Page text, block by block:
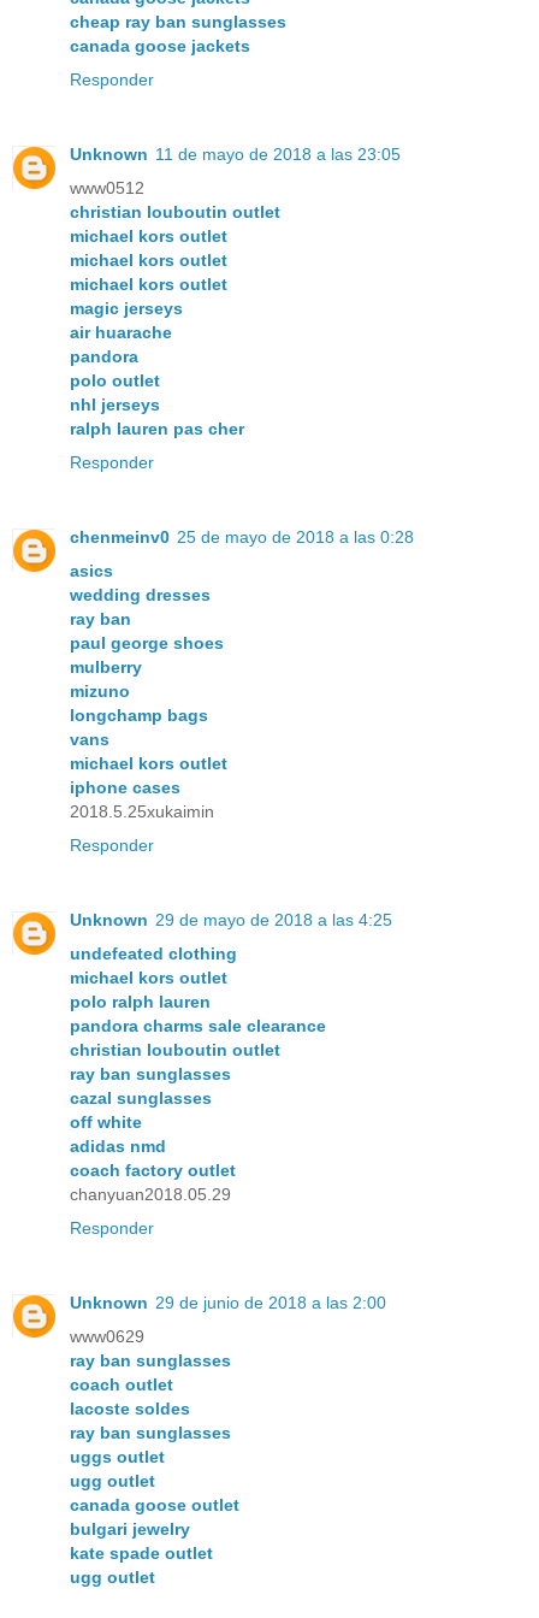
cheap ray ban sunglasses
canada goose jackets
Responder
Unknown 11 de mayo de 2018 a las 23:05
www0512
christian louboutin outlet
michael kors outlet
michael kors outlet
michael kors outlet
magic jerseys
air huarache
pandora
polo outlet
nhl jerseys
ralph lauren pas cher
Responder
chenmeinv0 25 de mayo de 2018 a las 0:28
asics
wedding dresses
ray ban
paul george shoes
mulberry
mizuno
longchamp bags
vans
michael kors outlet
iphone cases
2018.5.25xukaimin
Responder
Unknown 29 de mayo de 2018 a las 4:25
undefeated clothing
michael kors outlet
polo ralph lauren
pandora charms sale clearance
christian louboutin outlet
ray ban sunglasses
cazal sunglasses
off white
adidas nmd
coach factory outlet
chanyuan2018.05.29
Responder
Unknown 29 de junio de 2018 a las 2:00
www0629
ray ban sunglasses
coach outlet
lacoste soldes
ray ban sunglasses
uggs outlet
ugg outlet
canada goose outlet
bulgari jewelry
kate spade outlet
ugg outlet